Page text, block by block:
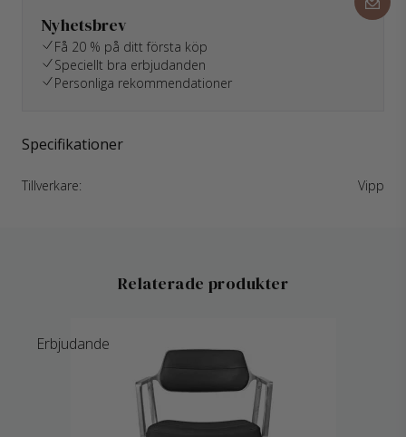
Nyhetsbrev
Få 20 % på ditt första köp
Speciellt bra erbjudanden
Personliga rekommendationer
Specifikationer
Tillverkare: Vipp
Relaterade produkter
Erbjudande